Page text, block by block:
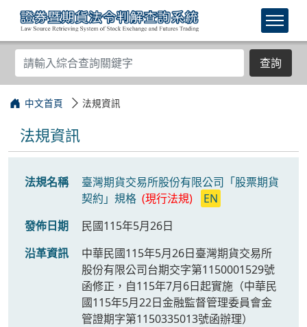
查詢
中文首頁 法規資訊
法規資訊
法規名稱
臺灣期貨交易所股份有限公司「股票期貨
契約」規格 (現行法規)
EN
發佈日期
民國115年5月26日
沿革資訊
中華民國115年5月26日臺灣期貨交易所
股份有限公司台期交字第1150001529號
函修正，自115年7月6日起實施（中華民
國115年5月22日金融監督管理委員會金
管證期字第1150335013號函辦理）